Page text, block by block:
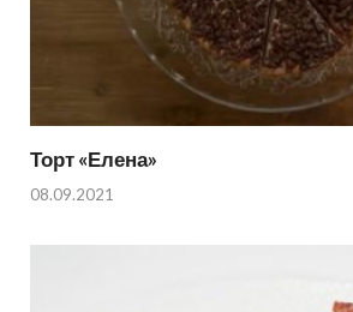
Торт «Елена»
08.09.2021